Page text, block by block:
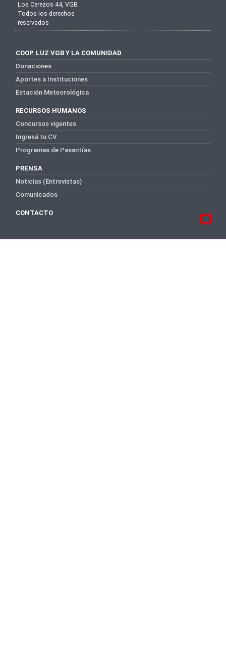
Los Cerezos 44, VGB
Todos los derechos
reservados
COOP. LUZ VGB Y LA COMUNIDAD
Donaciones
Aportes a Instituciones
Estación Meteorológica
RECURSOS HUMANOS
Concursos vigentes
Ingresá tu CV
Programas de Pasantías
PRENSA
Noticias (Entrevistas)
Comunicados
CONTACTO